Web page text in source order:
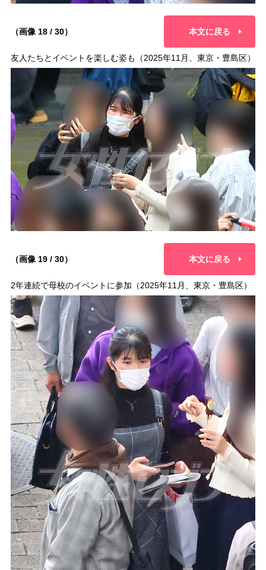
（画像 18 / 30） 本文に戻る
友人たちとイベントを楽しむ姿も（2025年11月、東京・豊島区）
（画像 19 / 30） 本文に戻る
2年連続で母校のイベントに参加（2025年11月、東京・豊島区）